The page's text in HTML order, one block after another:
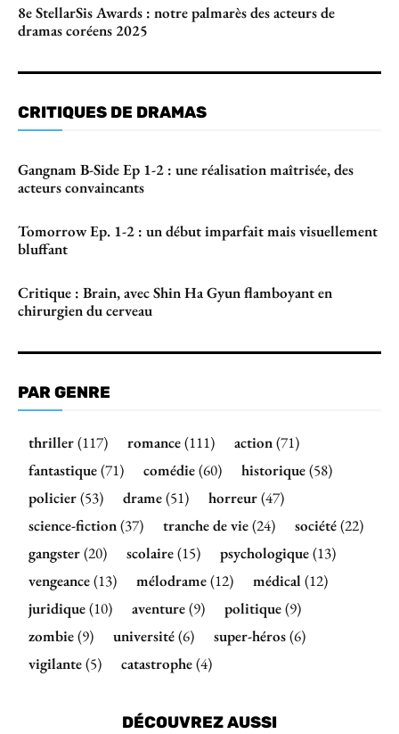
8e StellarSis Awards : notre palmarès des acteurs de
dramas coréens 2025
CRITIQUES DE DRAMAS
Gangnam B-Side Ep 1-2 : une réalisation maîtrisée, des
acteurs convaincants
Tomorrow Ep. 1-2 : un début imparfait mais visuellement
bluffant
Critique : Brain, avec Shin Ha Gyun flamboyant en
chirurgien du cerveau
PAR GENRE
thriller(117) romance(111) action(71)
fantastique(71) comédie(60) historique(58)
policier(53) drame(51) horreur(47)
science-fiction(37) tranche de vie(24) société(22)
gangster(20) scolaire(15) psychologique(13)
vengeance(13) mélodrame(12) médical(12)
juridique(10) aventure(9) politique(9)
zombie(9) université(6) super-héros(6)
vigilante(5) catastrophe(4)
DÉCOUVREZ AUSSI